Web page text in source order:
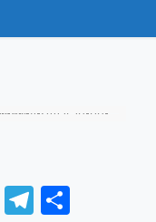
Telegram
Share